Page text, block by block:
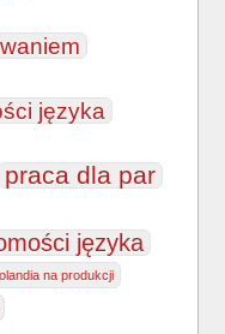
języka
praca dla par
języka
na produkcji